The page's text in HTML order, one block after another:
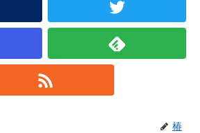
椿